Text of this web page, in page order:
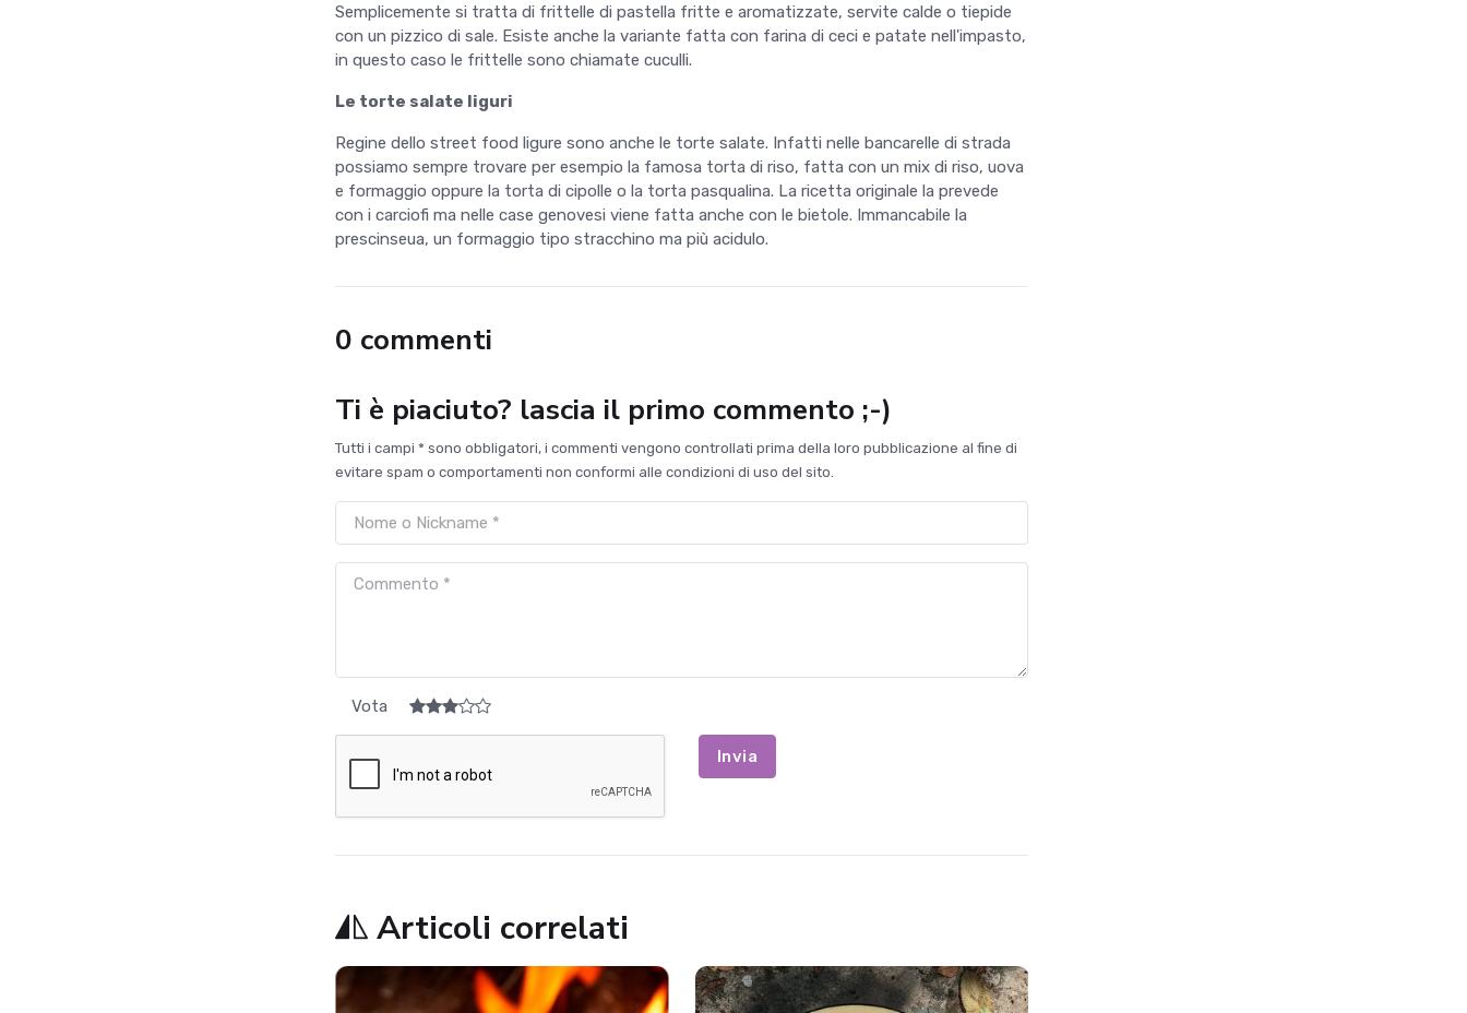
Semplicemente si tratta di frittelle di pastella fritte e aromatizzate, servite calde o tiepide
con un pizzico di sale. Esiste anche la variante fatta con farina di ceci e patate nell'impasto,
in questo caso le frittelle sono chiamate cuculli.
Le torte salate liguri
Regine dello street food ligure sono anche le torte salate. Infatti nelle bancarelle di strada
possiamo sempre trovare per esempio la famosa torta di riso, fatta con un mix di riso, uova
e formaggio oppure la torta di cipolle o la torta pasqualina. La ricetta originale la prevede
con i carciofi ma nelle case genovesi viene fatta anche con le bietole. Immancabile la
prescinseua, un formaggio tipo stracchino ma più acidulo.
0 commenti
Ti è piaciuto? lascia il primo commento ;-)
Tutti i campi * sono obbligatori, i commenti vengono controllati prima della loro pubblicazione al fine di
evitare spam o comportamenti non conformi alle condizioni di uso del sito.
Vota
Invia
Articoli correlati